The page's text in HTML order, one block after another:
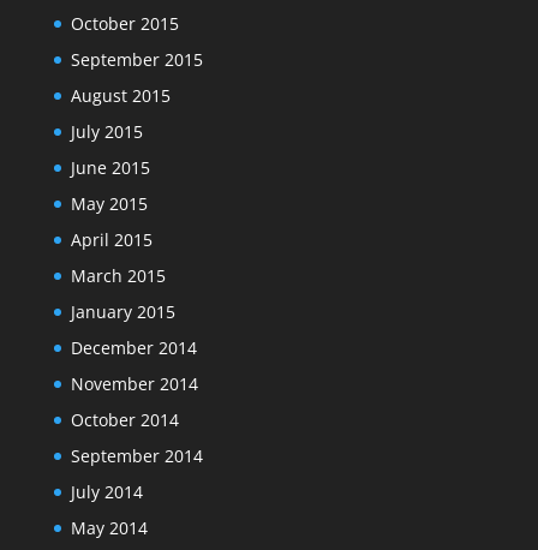
October 2015
September 2015
August 2015
July 2015
June 2015
May 2015
April 2015
March 2015
January 2015
December 2014
November 2014
October 2014
September 2014
July 2014
May 2014